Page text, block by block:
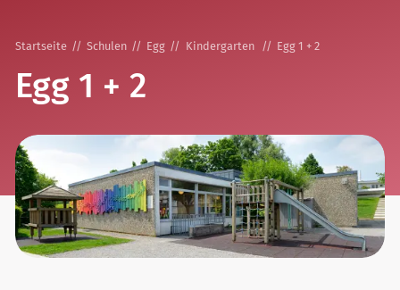
Startseite Schulen Egg Kindergarten Egg 1 + 2
Egg 1 + 2